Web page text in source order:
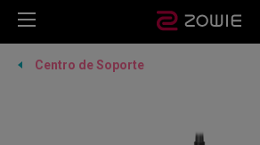
Centro de Soporte